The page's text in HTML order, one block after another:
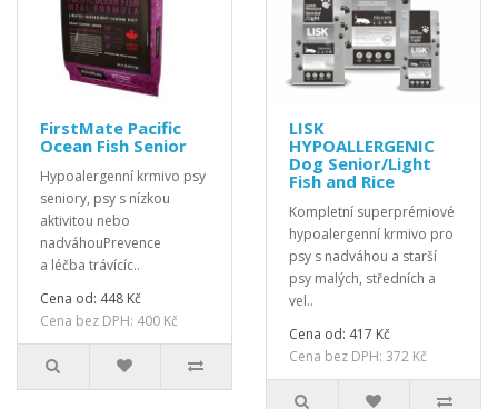
FirstMate Pacific
Ocean Fish Senior
Hypoalergenní krmivo psy
seniory, psy s nízkou
aktivitou nebo
nadváhouPrevence
a léčba trávícíc..
Cena od: 448 Kč
Cena bez DPH: 400 Kč
LISK
HYPOALLERGENIC
Dog Senior/Light
Fish and Rice
Kompletní superprémiové
hypoalergenní krmivo pro
psy s nadváhou a starší
psy malých, středních a
vel..
Cena od: 417 Kč
Cena bez DPH: 372 Kč